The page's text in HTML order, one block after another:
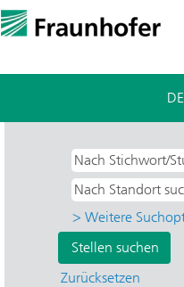
> Weitere
Zurücksetzen